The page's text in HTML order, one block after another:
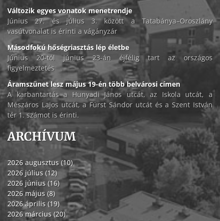
Változik egyes vonatok menetrendje
Június 27. és július 3. között a Tatabánya–Oroszlány
vasútvonalat is érinti a vágányzár
Másodfokú hőségriasztás lép életbe
Június 20-tól június 23-án éjfélig tart az országos
figyelmeztetés
Áramszünet lesz május 19-én több belvárosi címen
A karbantartás a Hunyadi János utcát, az Iskola utcát, a
Mészáros Lajos utcát, a Fürst Sándor utcát és a Szent István
tér 1. számot is érinti.
ARCHÍVUM
2026 augusztus (10)
2026 július (12)
2026 június (16)
2026 május (8)
2026 április (19)
2026 március (20)